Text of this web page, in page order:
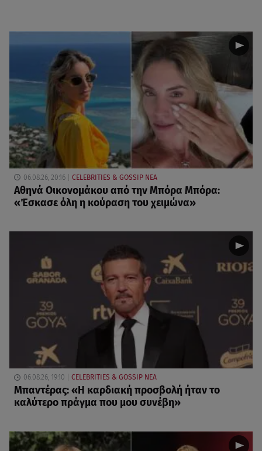
06.08.26, 20:16 CELEBRITIES & GOSSIP ΝΕΑ
Αθηνά Οικονομάκου από την Μπόρα Μπόρα:
«Έσκασε όλη η κούραση του χειμώνα»
06.08.26, 19:10 CELEBRITIES & GOSSIP ΝΕΑ
Μπαντέρας: «Η καρδιακή προσβολή ήταν το
καλύτερο πράγμα που μου συνέβη»